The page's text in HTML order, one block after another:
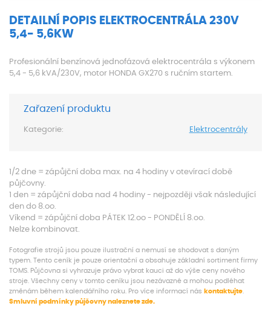
DETAILNÍ POPIS ELEKTROCENTRÁLA 230V
5,4- 5,6KW
Profesionální benzínová jednofázová elektrocentrála s výkonem
5,4 - 5,6 kVA/230V, motor HONDA GX270 s ručním startem.
Zařazení produktu
Kategorie: Elektrocentrály
1/2 dne = zápůjční doba max. na 4 hodiny v otevírací době
půjčovny.
1 den = zápůjční doba nad 4 hodiny - nejpozději však následující
den do 8.oo.
Víkend = zápůjční doba PÁTEK 12.oo - PONDĚLÍ 8.oo.
Nelze kombinovat.
Fotografie strojů jsou pouze ilustrační a nemusí se shodovat s daným
typem. Tento ceník je pouze orientační a obsahuje základní sortiment firmy
TOMS. Půjčovna si vyhrazuje právo vybrat kauci až do výše ceny nového
stroje. Všechny ceny v tomto ceníku jsou nezávazné a mohou podléhat
změnám během kalendářního roku. Pro více informací nás kontaktujte
Smluvní podmínky půjčovny naleznete zde.